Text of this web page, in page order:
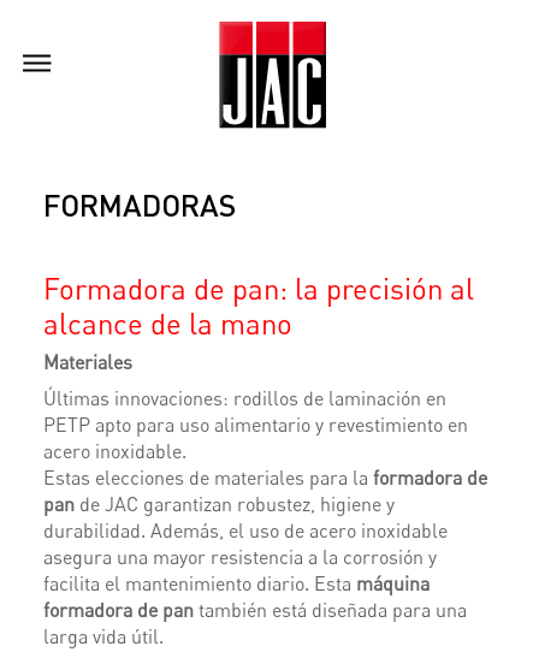
FORMADORAS
Formadora de pan: la precisión al
alcance de la mano
Materiales
Últimas innovaciones: rodillos de laminación en
PETP apto para uso alimentario y revestimiento en
acero inoxidable.
Estas elecciones de materiales para la formadora de
pan de JAC garantizan robustez, higiene y
durabilidad. Además, el uso de acero inoxidable
asegura una mayor resistencia a la corrosión y
facilita el mantenimiento diario. Esta máquina
formadora de pan también está diseñada para una
larga vida útil.